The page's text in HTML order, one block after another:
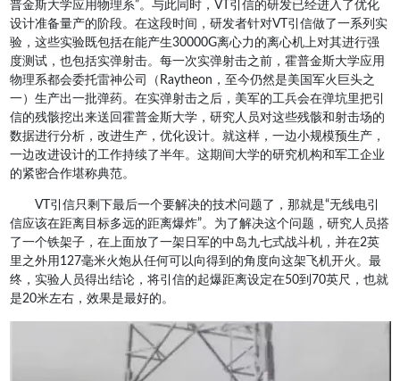
普金斯大学应用物理系”。与此同时，VT引信的研发已经进入了优化
设计准备量产的阶段。在这段时间，研发者针对VT引信做了一系列实
验，这些实验既包括在能产生30000G离心力的离心机上对其进行强
度测试，也包括实弹射击。每一次实弹射击之前，霍普金斯大学应用
物理系都会委托雷神公司（Raytheon，至今仍然是美国军火巨头之
一）生产出一批弹药。在实弹射击之后，美军的工兵会在弹坑里把引
信的残骸挖出来送回霍普金斯大学，研究人员对这些残骸和射击场的
数据进行分析，改进生产，优化设计。就这样，一边小规模预生产，
一边改进设计的工作持续了半年。这期间大学的研究机构和军工企业
的紧密合作堪称典范。
VT引信只剩下最后一个要解决的技术问题了，那就是“无线电引
信应该在距离目标多远的距离爆炸”。为了解决这个问题，研究人员搭
了一个铁架子，在上面放了一架日军的中岛九七式战斗机，并在2英
里之外用127毫米火炮从任何可以向得到的角度向这架飞机开火。最
终，实验人员得出结论，将引信的起爆距离设定在50到70英尺，也就
是20米左右，效果是最好的。